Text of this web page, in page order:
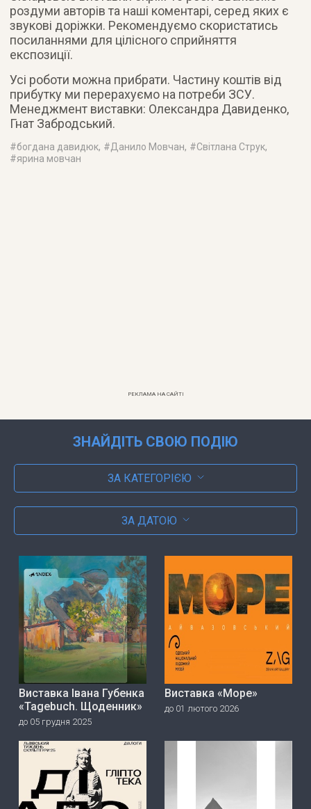
роздуми авторів та наші коментарі, серед яких є
звукові доріжки. Рекомендуємо скористатись
посиланнями для цілісного сприйняття
експозиції.
Усі роботи можна прибрати. Частину коштів від
прибутку ми перерахуємо на потреби ЗСУ.
Менеджмент виставки: Олександра Давиденко,
Гнат Забродський.
#богдана давидюк, #Данило Мовчан, #Світлана Струк,
#ярина мовчан
РЕКЛАМА НА САЙТІ
ЗНАЙДІТЬ СВОЮ ПОДІЮ
ЗА КАТЕГОРІЄЮ
ЗА ДАТОЮ
Виставка Івана Губенка
«Tagebuch. Щоденник»
до 05 грудня 2025
Виставка «Море»
до 01 лютого 2026